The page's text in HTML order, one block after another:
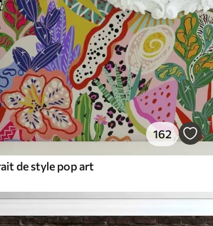
162
de style pop art